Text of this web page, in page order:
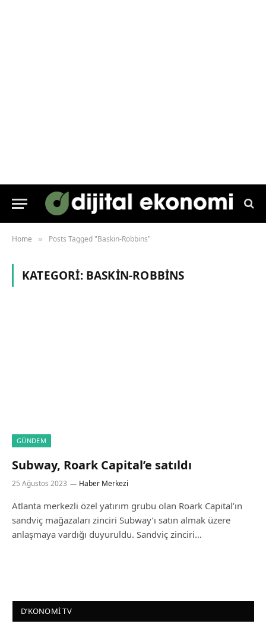
Home » Posts Tagged "Baskin-Robbins"
KATEGORI: BASKIN-ROBBINS
GÜNDEM
Subway, Roark Capital’e satıldı
25 Ağustos 2023 Haber Merkezi
Atlanta merkezli özel yatırım grubu olan Roark Capital’ın
sandviç mağazaları zinciri Subway’ı satın almak üzere
anlaşmaya vardığı duyuruldu. Sandviç zinciri…
D’KONOMI TV